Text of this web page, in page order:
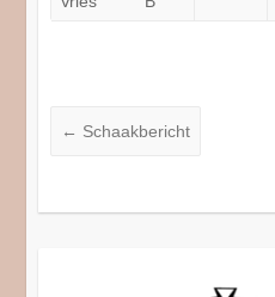
← Schaakbericht